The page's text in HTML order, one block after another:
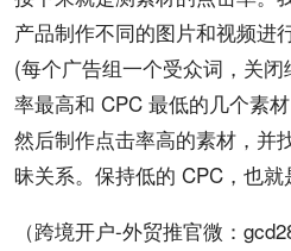
产品制作不同的图片和视频进
(每个广告组一个受众词，关
率最高和 CPC 最低的几个素
然后制作点击率高的素材，并
昧关系。保持低的 CPC，也就
（跨境开户-外贸推官微：